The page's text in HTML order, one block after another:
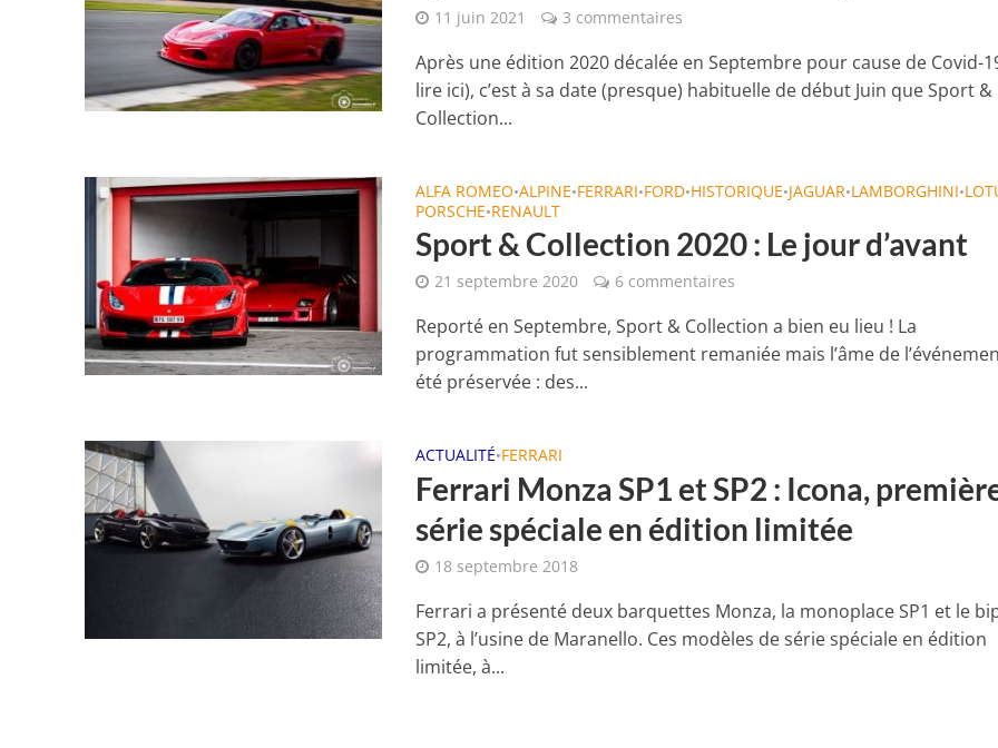
11 juin 2021 3 commentaires
Après une édition 2020 décalée en Septembre pour cause de Covid-
lire ici), c’est à sa date (presque) habituelle de début Juin que Sport &
Collection...
ALFA ROMEO•ALPINE•FERRARI•FORD•HISTORIQUE•JAGUAR•LAMBORGHINI•
PORSCHE•RENAULT
Sport & Collection 2020 : Le jour d’avant
21 septembre 2020 6 commentaires
Reporté en Septembre, Sport & Collection a bien eu lieu ! La
programmation fut sensiblement remaniée mais l’âme de
été préservée : des...
ACTUALITÉ•FERRARI
Ferrari Monza SP1 et SP2 : Icona,
série spéciale en édition limitée
18 septembre 2018
Ferrari a présenté deux barquettes Monza, la monoplace SP1 et le
SP2, à l’usine de Maranello. Ces modèles de série spéciale en édition
limitée, à...